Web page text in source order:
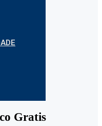
Gratis